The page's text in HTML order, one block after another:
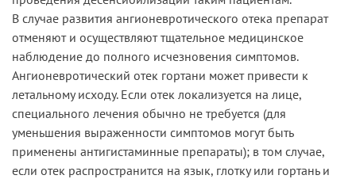
В случае развития ангионевротического отека препарат
отменяют и осуществляют тщательное медицинское
наблюдение до полного исчезновения симптомов.
Ангионевротический отек гортани может привести к
летальному исходу. Если отек локализуется на лице,
специального лечения обычно не требуется (для
уменьшения выраженности симптомов могут быть
применены антигистаминные препараты); в том случае,
если отек распространится на язык, глотку или гортань и